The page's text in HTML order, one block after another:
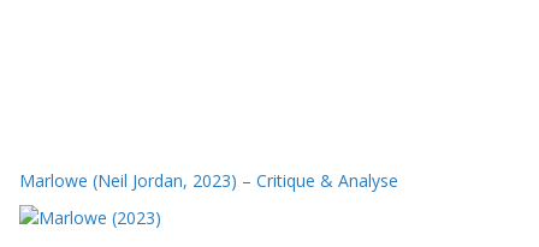
Marlowe (Neil Jordan, 2023) – Critique & Analyse